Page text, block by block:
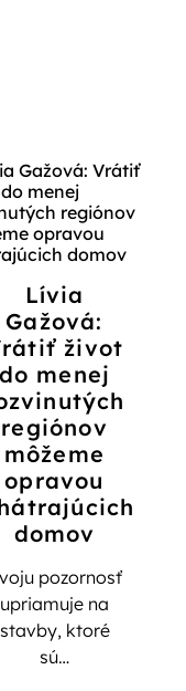
Lívia
Gažová:
život
do menej
regiónov
môžeme
opravou
domov
pozornosť
upriamuje na
stavby, ktoré
sú…